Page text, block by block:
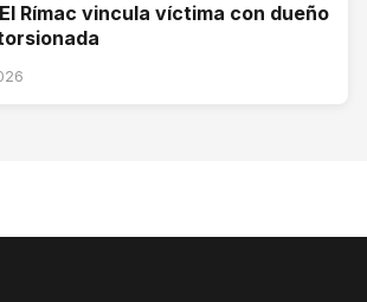
Rímac vincula víctima con dueño